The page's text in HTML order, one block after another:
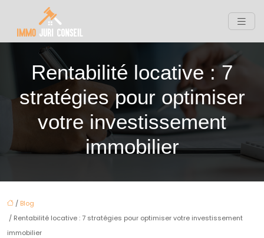
Rentabilité locative : 7
stratégies pour optimiser
votre investissement
immobilier
/ Blog
/ Rentabilité locative : 7 stratégies pour optimiser votre investissement
immobilier